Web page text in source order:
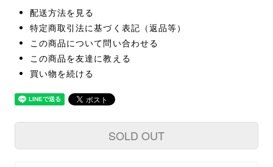
配送方法を見る
特定商取引法に基づく表記（返品等）
この商品について問い合わせる
この商品を友達に教える
買い物を続ける
SOLD OUT